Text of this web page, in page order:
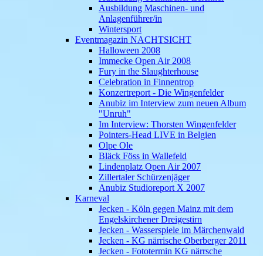
Ausbildung Maschinen- und
Anlagenführer/in
Wintersport
Eventmagazin NACHTSICHT
Halloween 2008
Immecke Open Air 2008
Fury in the Slaughterhouse
Celebration in Finnentrop
Konzertreport - Die Wingenfelder
Anubiz im Interview zum neuen Album
"Unruh"
Im Interview: Thorsten Wingenfelder
Pointers-Head LIVE in Belgien
Olpe Ole
Bläck Föss in Wallefeld
Lindenplatz Open Air 2007
Zillertaler Schürzenjäger
Anubiz Studioreport X 2007
Karneval
Jecken - Köln gegen Mainz mit dem
Engelskirchener Dreigestirn
Jecken - Wasserspiele im Märchenwald
Jecken - KG närrische Oberberger 2011
Jecken - Fototermin KG närrsche